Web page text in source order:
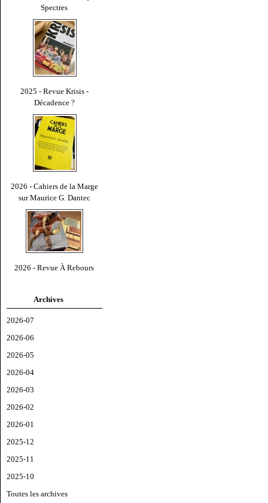
Spectres
2025 - Revue Krisis -
Décadence ?
2026 - Cahiers de la Marge
sur Maurice G. Dantec
2026 - Revue À Rebours
Archives
2026-07
2026-06
2026-05
2026-04
2026-03
2026-02
2026-01
2025-12
2025-11
2025-10
Toutes les archives